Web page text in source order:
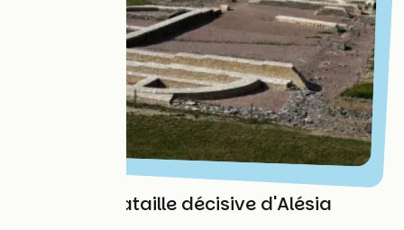
Revivez la bataille décisive d'Alésia